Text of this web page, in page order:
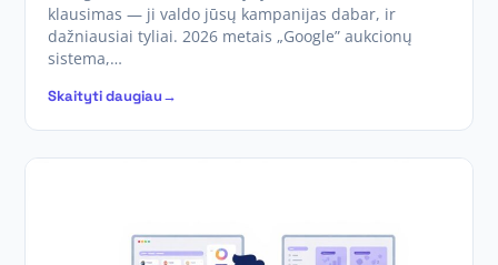
klausimas — ji valdo jūsų kampanijas dabar, ir
dažniausiai tyliai. 2026 metais „Google” aukcionų
sistema,…
Skaityti daugiau